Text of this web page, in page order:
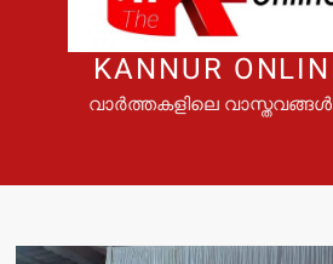
KANNUR
വാർത്തകളിലെ